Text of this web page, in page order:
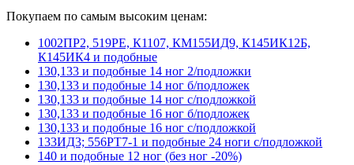
Покупаем по самым высоким ценам:
1002ПР2, 519РЕ, К1107, КМ155ИД9, К145ИК12Б,
К145ИК4 и подобные
130,133 и подобные 14 ног 2/подложки
130,133 и подобные 14 ног б/подложек
130,133 и подобные 14 ног с/подложкой
130,133 и подобные 16 ног б/подложек
130,133 и подобные 16 ног с/подложкой
133ИД3; 556РТ7-1 и подобные 24 ноги с/подложкой
140 и подобные 12 ног (без ног -20%)